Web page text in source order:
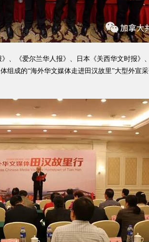
、《爱尔兰华人报》、日本《关西华文时报
成的“海外华文媒体走进田汉故里”大型外宣